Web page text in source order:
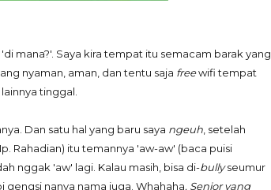
mana?'. Saya kira tempat itu semacam barak yang
nyaman, aman, dan tentu saja freewifi tempat
tinggal.
Dan satu hal yang baru saya ngeuh , setelah
Rahadian) itu temannya 'aw-aw' (baca puisi
nggak 'aw' lagi. Kalau masih, bisa di-bullyseumur
nanya nama juga. Whahaha. Senior yang